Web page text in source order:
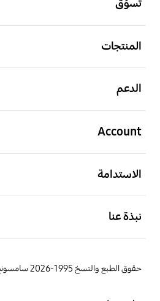
تسوّق
المنتجات
الدعم
Account
الاستدامة
نبذة عنا
حقوق الطبع والنسخ 1995-2026 سامسونج. جميع الحقوق محفوظة.